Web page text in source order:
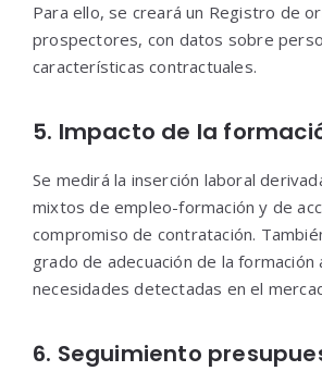
Para ello, se creará un Registro de
prospectores, con datos sobre
características contractuales.
5. Impacto de la
Se medirá la inserción laboral
mixtos de empleo-formación y de
compromiso de contratación.
grado de adecuación de la formación
necesidades detectadas en el
6. Seguimiento